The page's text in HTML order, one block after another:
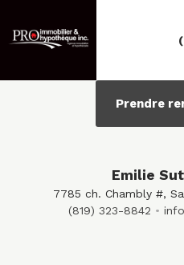
Prendre
Emilie
7785 ch. Chambly #,
(819) 323-8842